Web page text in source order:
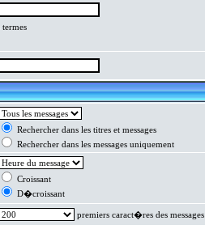
Rechercher dans les titres et messages
Rechercher dans les messages uniquement
Croissant
D�croissant
premiers caract�res des messages